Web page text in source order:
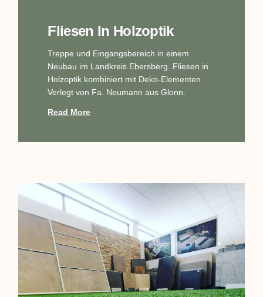
Fliesen In Holzoptik
Treppe und Eingangsbereich in einem
Neubau im Landkreis Ebersberg. Fliesen in
Holzoptik kombiniert mit Deko-Elementen.
Verlegt von Fa. Neumann aus Glonn.
Read More